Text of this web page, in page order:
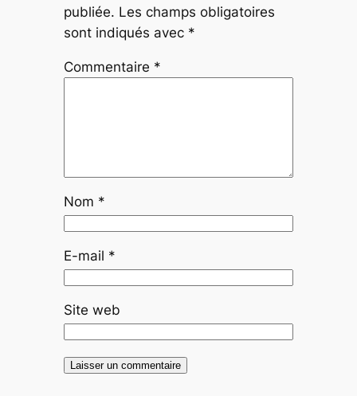
publiée. Les champs obligatoires
sont indiqués avec *
Commentaire *
Nom *
E-mail *
Site web